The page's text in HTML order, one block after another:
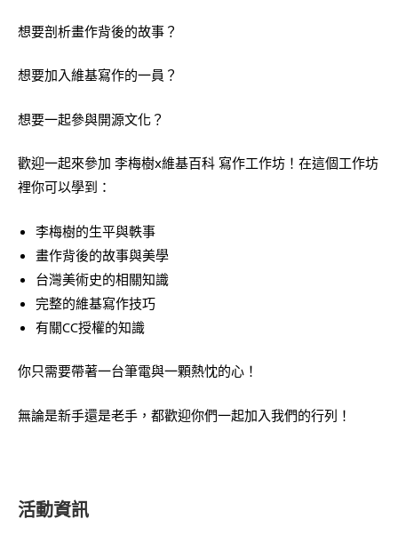
想要剖析畫作背後的故事？
想要加入維基寫作的一員？
想要一起參與開源文化？
歡迎一起來參加 李梅樹x維基百科 寫作工作坊！在這個工作坊
裡你可以學到：
李梅樹的生平與軼事
畫作背後的故事與美學
台灣美術史的相關知識
完整的維基寫作技巧
有關CC授權的知識
你只需要帶著一台筆電與一顆熱忱的心！
無論是新手還是老手，都歡迎你們一起加入我們的行列！
活動資訊